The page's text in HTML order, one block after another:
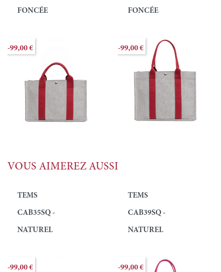
FONCÉE
-99,00 €
FONCÉE
-99,00 €
VOUS AIMEREZ AUSSI
TEMS
CAB35SQ -
NATUREL
-99,00 €
TEMS
CAB39SQ -
NATUREL
-99,00 €